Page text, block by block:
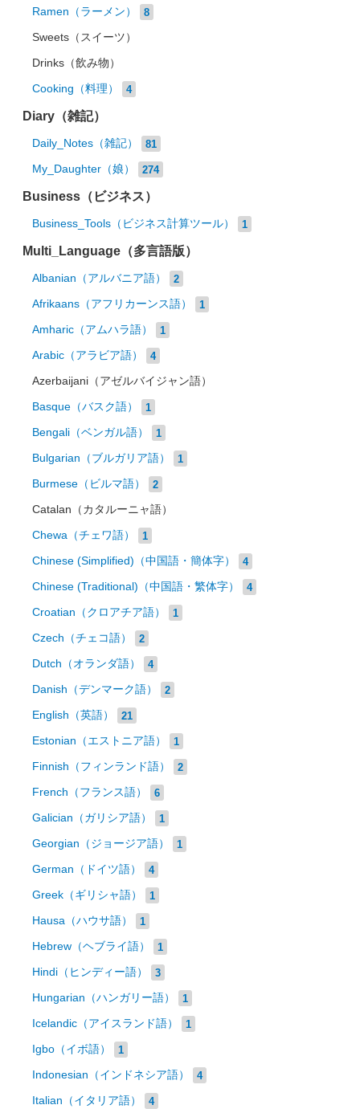
Ramen（ラーメン） 8
Sweets（スイーツ）
Drinks（飲み物）
Cooking（料理） 4
Diary（雑記）
Daily_Notes（雑記） 81
My_Daughter（娘） 274
Business（ビジネス）
Business_Tools（ビジネス計算ツール） 1
Multi_Language（多言語版）
Albanian（アルバニア語） 2
Afrikaans（アフリカーンス語） 1
Amharic（アムハラ語） 1
Arabic（アラビア語） 4
Azerbaijani（アゼルバイジャン語）
Basque（バスク語） 1
Bengali（ベンガル語） 1
Bulgarian（ブルガリア語） 1
Burmese（ビルマ語） 2
Catalan（カタルーニャ語）
Chewa（チェワ語） 1
Chinese (Simplified)（中国語・簡体字） 4
Chinese (Traditional)（中国語・繁体字） 4
Croatian（クロアチア語） 1
Czech（チェコ語） 2
Dutch（オランダ語） 4
Danish（デンマーク語） 2
English（英語） 21
Estonian（エストニア語） 1
Finnish（フィンランド語） 2
French（フランス語） 6
Galician（ガリシア語） 1
Georgian（ジョージア語） 1
German（ドイツ語） 4
Greek（ギリシャ語） 1
Hausa（ハウサ語） 1
Hebrew（ヘブライ語） 1
Hindi（ヒンディー語） 3
Hungarian（ハンガリー語） 1
Icelandic（アイスランド語） 1
Igbo（イボ語） 1
Indonesian（インドネシア語） 4
Italian（イタリア語） 4